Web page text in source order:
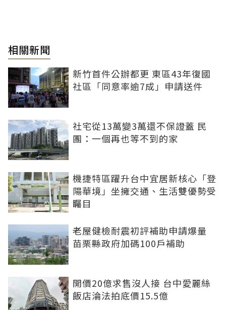
相關新聞
新竹首件公辦都更 東區43年復國
社區「同意率逾7成」申請送件
社宅從13萬變3萬還不保證蓋 民
團：一個再也等不到的家
機捷特區躍升台中宜居新核心「登
陽華境」坐擁交通、生活雙優勢受
矚目
老屋健檢耐震初評補助申請爆量
苗栗縣政府加碼100戶補助
開價20億求售沒人接 台中愛麗絲
飯店淪法拍底價15.5億